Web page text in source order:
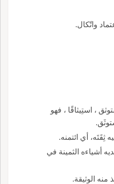
واتّكال.
، استِيثاقًا ، فهو
أي ائتمنه.
أشياءه الثمينة في
الوثيقة.